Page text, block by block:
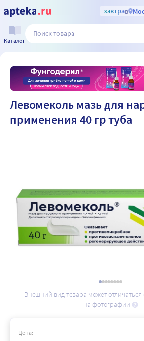
завтрав
Каталог
Левомеколь мазь для
применения 40 гр туба
Внешний вид товара может отличаться
на фотографии
Цена: